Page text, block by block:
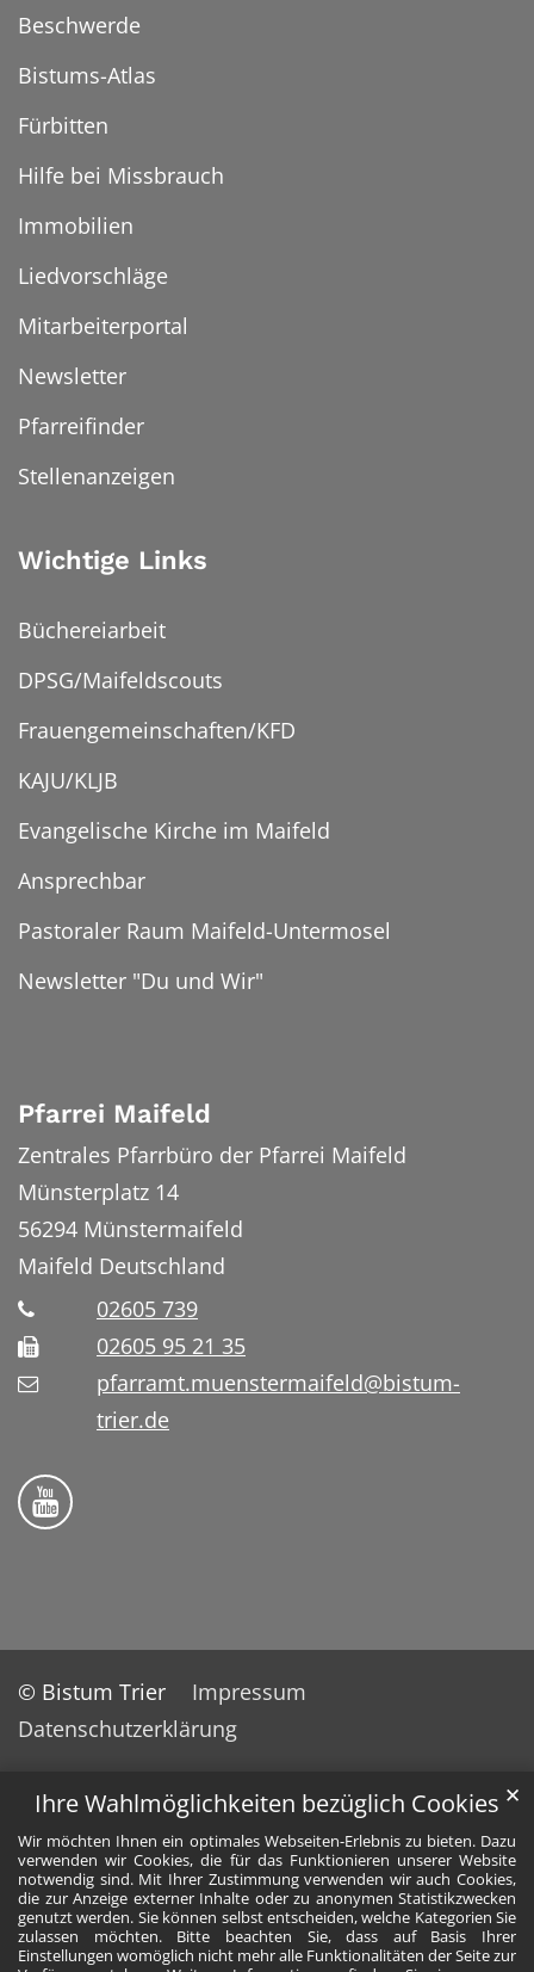
Ihre Wahlmöglichkeiten bezüglich Cookies
Wir möchten Ihnen ein optimales Webseiten-Erlebnis zu bieten. Dazu
verwenden wir Cookies, die für das Funktionieren unserer Website
notwendig sind. Mit Ihrer Zustimmung verwenden wir auch Cookies,
die zur Anzeige externer Inhalte oder zu anonymen Statistikzwecken
genutzt werden. Sie können selbst entscheiden, welche Kategorien Sie
zulassen möchten. Bitte beachten Sie, dass auf Basis Ihrer
Einstellungen womöglich nicht mehr alle Funktionalitäten der Seite zur
✕
Beschwerde
Bistums-Atlas
Fürbitten
Hilfe bei Missbrauch
Immobilien
Liedvorschläge
Mitarbeiterportal
Newsletter
Pfarreifinder
Stellenanzeigen
Wichtige Links
Büchereiarbeit
DPSG/Maifeldscouts
Frauengemeinschaften/KFD
KAJU/KLJB
Evangelische Kirche im Maifeld
Ansprechbar
Pastoraler Raum Maifeld-Untermosel
Newsletter "Du und Wir"
Pfarrei Maifeld
Zentrales Pfarrbüro der Pfarrei Maifeld
Münsterplatz 14
56294 Münstermaifeld
Maifeld Deutschland
02605 739
02605 95 21 35
pfarramt.muenstermaifeld@bistum-
trier.de
Folge uns auf YouTube
© Bistum Trier
Impressum
Datenschutzerklärung